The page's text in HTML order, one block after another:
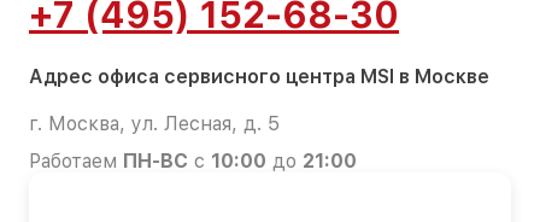
+7 (495) 152-68-30
Адрес офиса сервисного центра MSI в Москве
г. Москва, ул. Лесная, д. 5
Работаем ПН-ВС с 10:00 до 21:00